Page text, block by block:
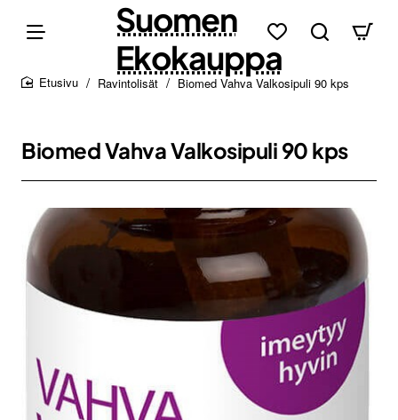
Suomen
Ekokauppa
Ravintolisät Biomed Vahva Valkosipuli 90 kps
Biomed Vahva Valkosipuli 90 kps